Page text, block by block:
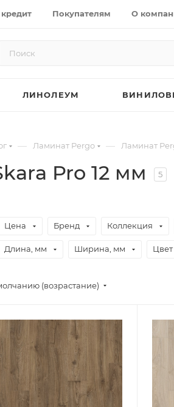
Покупателям О
ЛИНОЛЕУМ
— Ламинат Pergo — Ламинат
Pro 12 мм 5
(возрастание)
Цена Бренд Коллекция
Длина, мм Ширина, мм Цвет